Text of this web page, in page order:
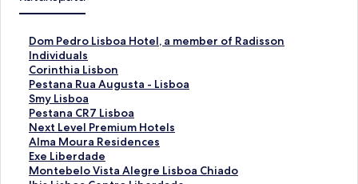
Dom Pedro Lisboa Hotel, a member of Radisson
Individuals
Σ
τ
ά
ν
τ
α
ρ
Σ
ύ
ν
Corinthia Lisbon
Σ
τ
ά
ν
τ
α
ρ
Σ
Pestana Rua Augusta - Lisboa
Σ
τ
ά
ν
τ
α
ρ
Smy Lisboa
Σ
τ
ά
ν
τ
α
Pestana CR7 Lisboa
Σ
τ
ά
ν
τ
Next Level Premium Hotels
Σ
τ
ά
ν
Alma Moura Residences
Σ
τ
ά
Exe Liberdade
Σ
τ
Montebelo Vista Alegre Lisboa Chiado
Σ